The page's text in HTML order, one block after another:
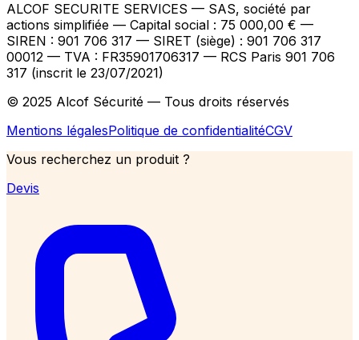
ALCOF SECURITE SERVICES — SAS, société par
actions simplifiée — Capital social : 75 000,00 € —
SIREN : 901 706 317 — SIRET (siège) : 901 706 317
00012 — TVA : FR35901706317 — RCS Paris 901 706
317 (inscrit le 23/07/2021)
© 2025 Alcof Sécurité — Tous droits réservés
Mentions légalesPolitique de confidentialitéCGV
Vous recherchez un produit ?
Devis